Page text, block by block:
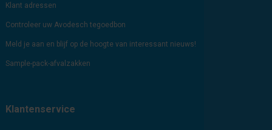
Klant adressen
Controleer uw Avodesch tegoedbon
Meld je aan en blijf op de hoogte van interessant nieuws!
Sample-pack-afvalzakken
Klantenservice